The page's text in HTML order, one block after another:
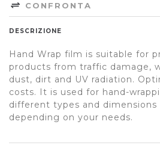
CONFRONTA
DESCRIZIONE
Hand Wrap film is suitable for
products from traffic damage,
dust, dirt and UV radiation.
costs. It is used for hand-
different types and dimensions
depending on your needs.